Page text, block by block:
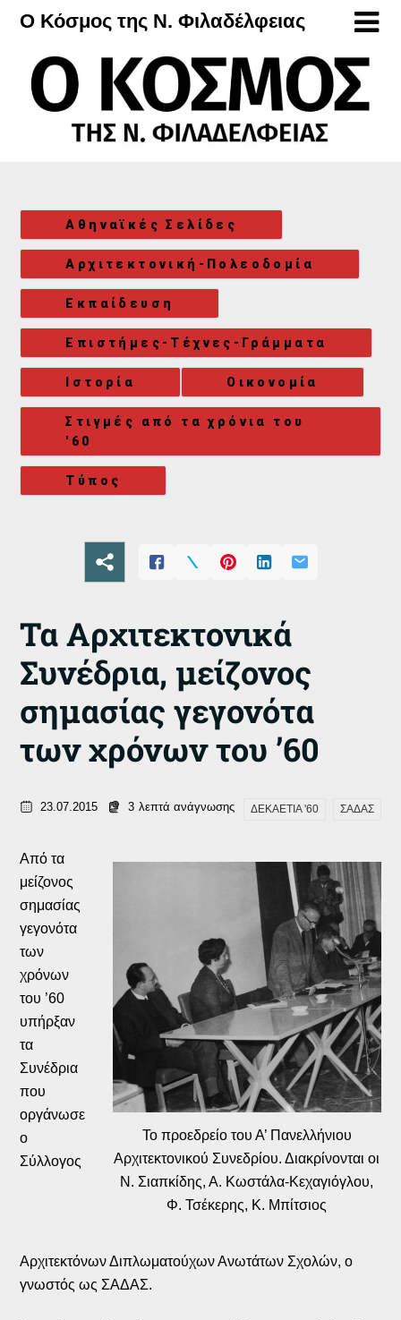
Μετάβαση
περιεχόμενο
Ο Κόσμος της Ν. Φιλαδέλφειας
Αθηναϊκές Σελίδες
Αρχιτεκτονική-Πολεοδομία
Εκπαίδευση
Επιστήμες-Τέχνες-Γράμματα
Ιστορία Οικονομία
Στιγμές από τα χρόνια του
'60
Τύπος
Τα Αρχιτεκτονικά
Συνέδρια, μείζονος
σημασίας γεγονότα
των χρόνων του ’60
23.07.2015 3 λεπτά ανάγνωσης ΔΕΚΑΕΤΙΑ '60 ΣΑΔΑΣ
Το προεδρείο του Α’ Πανελλήνιου
Αρχιτεκτονικού Συνεδρίου. Διακρίνονται οι
Ν. Σιαπκίδης, Α. Κωστάλα-Κεχαγιόγλου,
Φ. Τσέκερης, Κ. Μπίτσιος
Από τα
μείζονος
σημασίας
γεγονότα
των
χρόνων
του ’60
υπήρξαν
τα
Συνέδρια
που
οργάνωσε
ο
Σύλλογος
Αρχιτεκτόνων Διπλωματούχων Ανωτάτων Σχολών, ο
γνωστός ως ΣΑΔΑΣ.